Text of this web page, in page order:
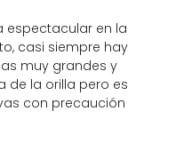
espectacular en la
casi siempre hay
muy grandes y
de la orilla pero es
con precaución